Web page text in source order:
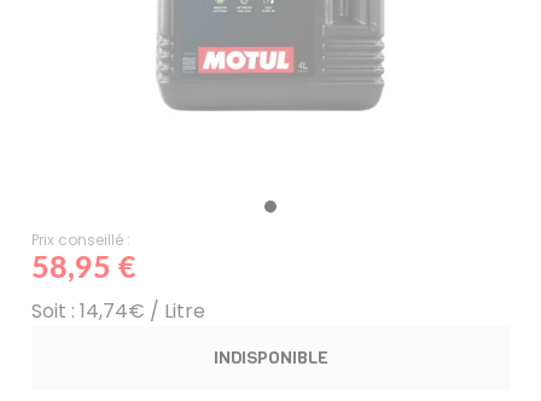
Prix conseillé :
58,95 €
Soit : 14,74€ / Litre
INDISPONIBLE